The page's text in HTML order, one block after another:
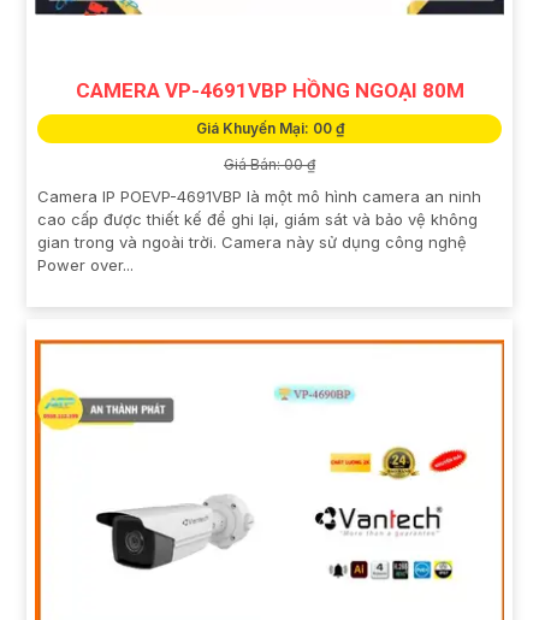
CAMERA VP-4691VBP HỒNG NGOẠI 80M
Giá Khuyến Mại: 00 ₫
Giá Bán: 00 ₫
Camera IP POEVP-4691VBP là một mô hình camera an ninh
cao cấp được thiết kế để ghi lại, giám sát và bảo vệ không
gian trong và ngoài trời. Camera này sử dụng công nghệ
Power over...